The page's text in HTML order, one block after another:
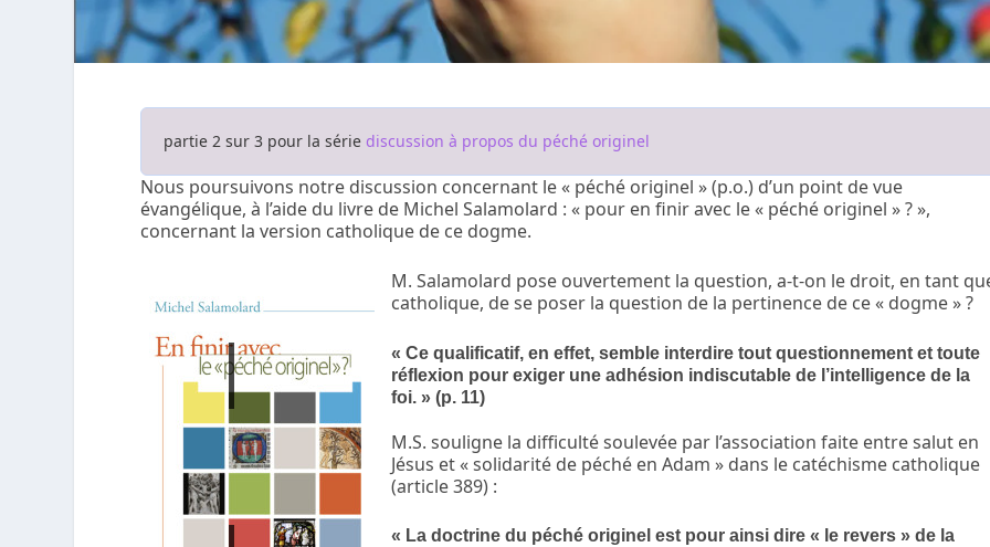
partie 2 sur 3 pour la série discussion à propos du péché originel
Nous poursuivons notre discussion concernant le « péché originel » (p.o.) d’un point de vue
évangélique, à l’aide du livre de Michel Salamolard : « pour en finir avec le « péché originel » ? »,
concernant la version catholique de ce dogme.
M. Salamolard pose ouvertement la question, a-t-on le droit, en tant
catholique, de se poser la question de la pertinence de ce « dogme » ?
« Ce qualificatif, en effet, semble interdire tout questionnement et toute
réflexion pour exiger une adhésion indiscutable de l’intelligence de la
foi. » (p. 11)
M.S. souligne la difficulté soulevée par l’association faite entre salut en
Jésus et « solidarité de péché en Adam » dans le catéchisme catholique
(article 389) :
« La doctrine du péché originel est pour ainsi dire « le revers » de la